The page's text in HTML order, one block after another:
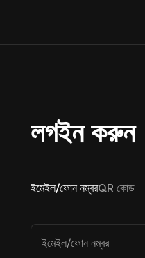
লগইন করুন
ইমেইল/ফোন নম্বরQR কোড
ইমেইল/ফোন নম্বর